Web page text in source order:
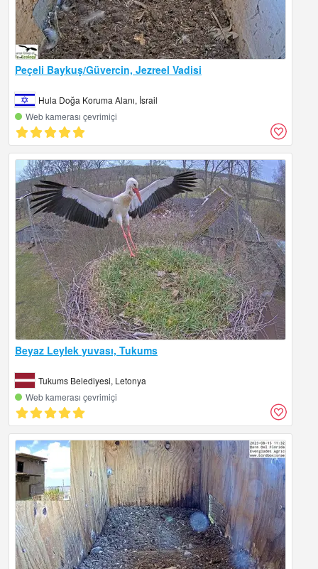
Peçeli Baykuş/Güvercin, Jezreel Vadisi
Hula Doğa Koruma Alanı, İsrail
Web kamerası çevrimiçi
Beyaz Leylek yuvası, Tukums
Tukums Belediyesi, Letonya
Web kamerası çevrimiçi